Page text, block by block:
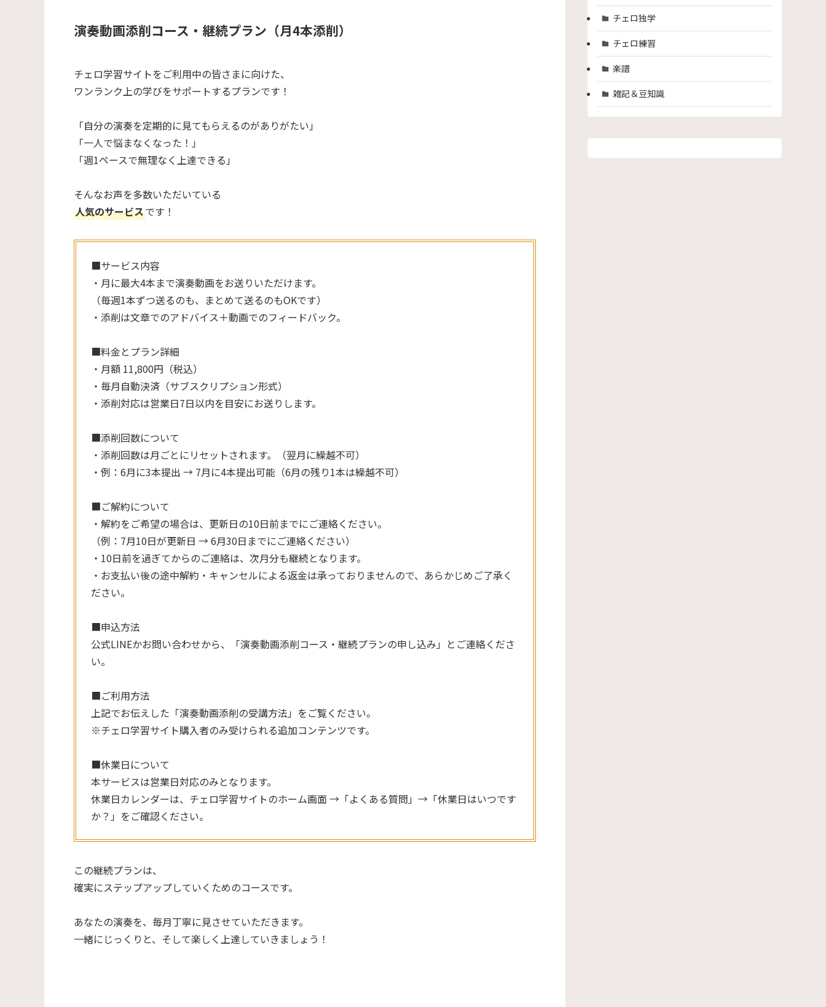
演奏動画添削コース・継続プラン（月4本添削）
チェロ学習サイトをご利用中の皆さまに向けた、
ワンランク上の学びをサポートするプランです！
「自分の演奏を定期的に見てもらえるのがありがたい」
「一人で悩まなくなった！」
「週1ペースで無理なく上達できる」
そんなお声を多数いただいている
人気のサービスです！
■サービス内容
・月に最大4本まで演奏動画をお送りいただけます。
（毎週1本ずつ送るのも、まとめて送るのもOKです）
・添削は文章でのアドバイス＋動画でのフィードバック。
■料金とプラン詳細
・月額 11,800円（税込）
・毎月自動決済（サブスクリプション形式）
・添削対応は営業日7日以内を目安にお送りします。
■添削回数について
・添削回数は月ごとにリセットされます。（翌月に繰越不可）
・例：6月に3本提出 → 7月に4本提出可能（6月の残り1本は繰越不可）
■ご解約について
・解約をご希望の場合は、更新日の10日前までにご連絡ください。
（例：7月10日が更新日 → 6月30日までにご連絡ください）
・10日前を過ぎてからのご連絡は、次月分も継続となります。
・お支払い後の途中解約・キャンセルによる返金は承っておりませんので、あらかじめご了承く
ださい。
■申込方法
公式LINEかお問い合わせから、「演奏動画添削コース・継続プランの申し込み」とご連絡くださ
い。
■ご利用方法
上記でお伝えした「演奏動画添削の受講方法」をご覧ください。
※チェロ学習サイト購入者のみ受けられる追加コンテンツです。
■休業日について
本サービスは営業日対応のみとなります。
休業日カレンダーは、チェロ学習サイトのホーム画面 →「よくある質問」→「休業日はいつです
か？」をご確認ください。
この継続プランは、
確実にステップアップしていくためのコースです。
あなたの演奏を、毎月丁寧に見させていただきます。
一緒にじっくりと、そして楽しく上達していきましょう！
チェロ独学
チェロ練習
楽譜
雑記＆豆知識